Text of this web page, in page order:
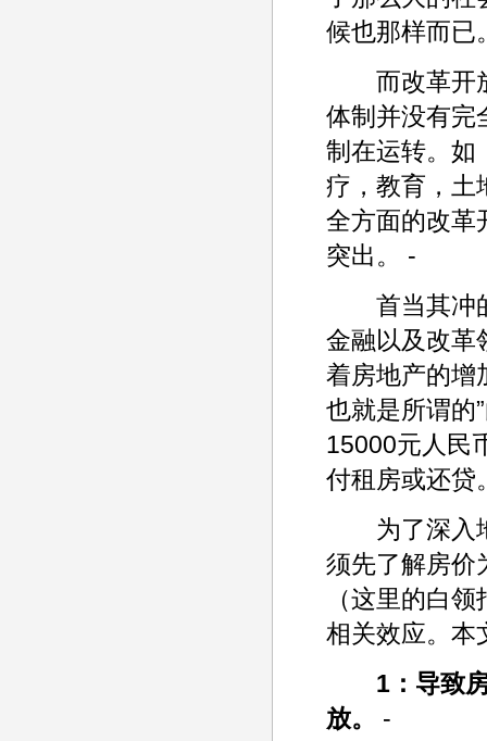
候也那样而已
而改革开放
体制并没有完
制在运转。如
疗，教育，土
全方面的改革
突出。 -
首当其冲的
金融以及改革
着房地产的增
也就是所谓的
15000元人民
付租房或还贷
为了深入地
须先了解房价
（这里的白
相关效应。本
1：导致
放。
-